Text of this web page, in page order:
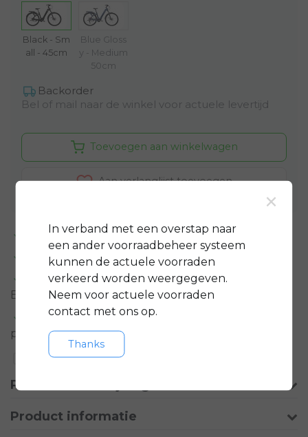
Black - Sm
all - 45cm
Blue Gloss
y - Medium
50cm
Backorder
Bel of mail naar de winkel voor actuele levertijd
Toevoegen aan winkelwagen
Aan verlanglijst toevoegen
Standaard 3 jaargarantie op bijna alle fietsen
GRATIS
servicepakket t.w.v. minimaal € 150,-
Gratis rijklarebezorging in regio groot
Eindhoven
Meer informatie? Neem contact op over dit
product
Toevoegen aan vergelijking
Productomschrijving
Product informatie
×
In verband met een overstap naar
een ander voorraadbeheer systeem
kunnen de actuele voorraden
verkeerd worden weergegeven.
Neem voor actuele voorraden
contact met ons op.
Thanks